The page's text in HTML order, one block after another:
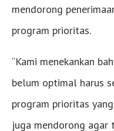
mendorong
program prioritas.
“Kami menekankan
belum optimal harus
program prioritas
juga mendorong agar